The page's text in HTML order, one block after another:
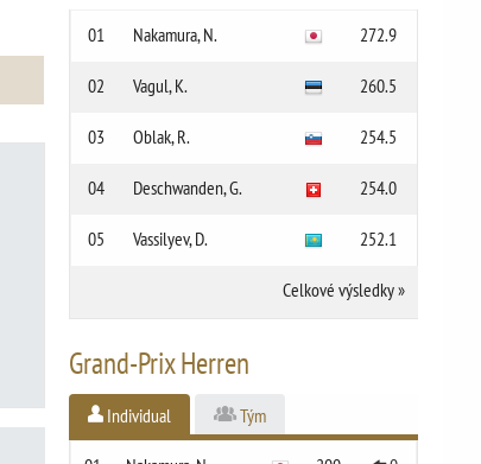
01 Nakamura, N. 272.9
02 Vagul, K. 260.5
03 Oblak, R. 254.5
04 Deschwanden, G. 254.0
05 Vassilyev, D. 252.1
Celkové výsledky»
Grand-Prix Herren
Individual Tým